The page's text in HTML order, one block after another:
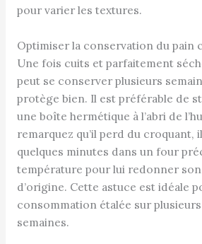
pour varier les textures.
Optimiser la conservation du pain
Une fois cuits et parfaitement
peut se conserver plusieurs
protège bien. Il est préférable de
une boîte hermétique à l’abri de
remarquez qu’il perd du croquant,
quelques minutes dans un four
température pour lui redonner
d’origine. Cette astuce est idéale
consommation étalée sur
semaines.